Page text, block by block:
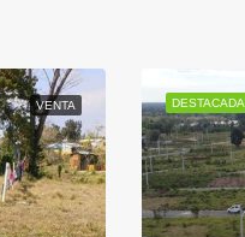
VENTA DESTACADA